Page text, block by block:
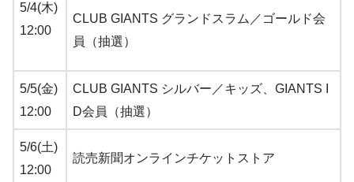
5/4(木)
12:00
CLUB GIANTS グランドスラム／ゴールド会
員（抽選）
5/5(金)
12:00
CLUB GIANTS シルバー／キッズ、GIANTS I
D会員（抽選）
5/6(土)
12:00
読売新聞オンラインチケットストア